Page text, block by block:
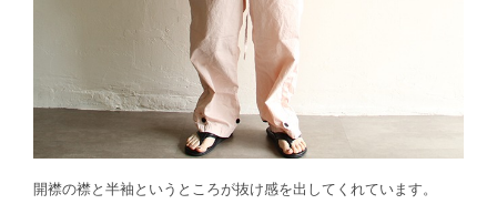
開襟の襟と半袖というところが抜け感を出してくれています。